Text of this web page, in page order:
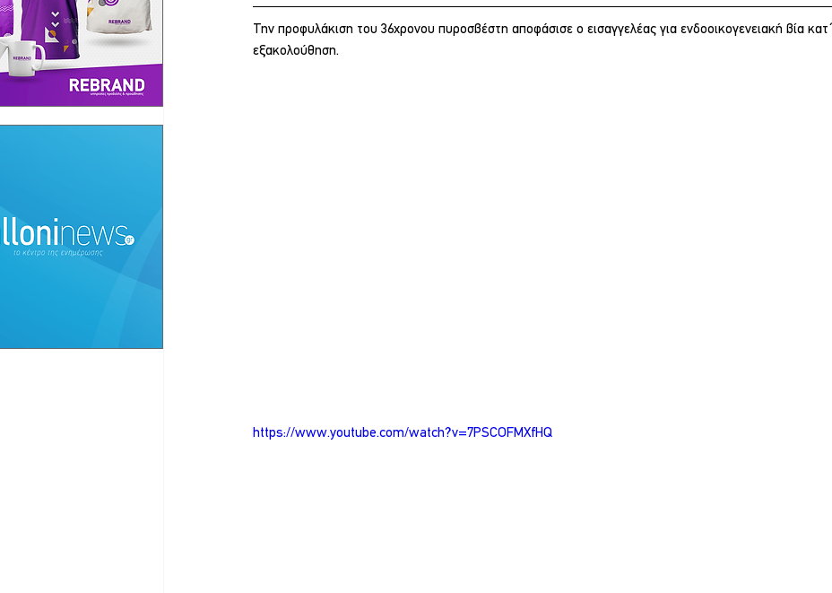
Την προφυλάκιση του 36χρονου πυροσβέστη αποφάσισε ο εισαγγελέας για ενδοοικογενειακή βία κατ΄
εξακολούθηση.
https://www.youtube.com/watch?v=7PSCOFMXfHQ